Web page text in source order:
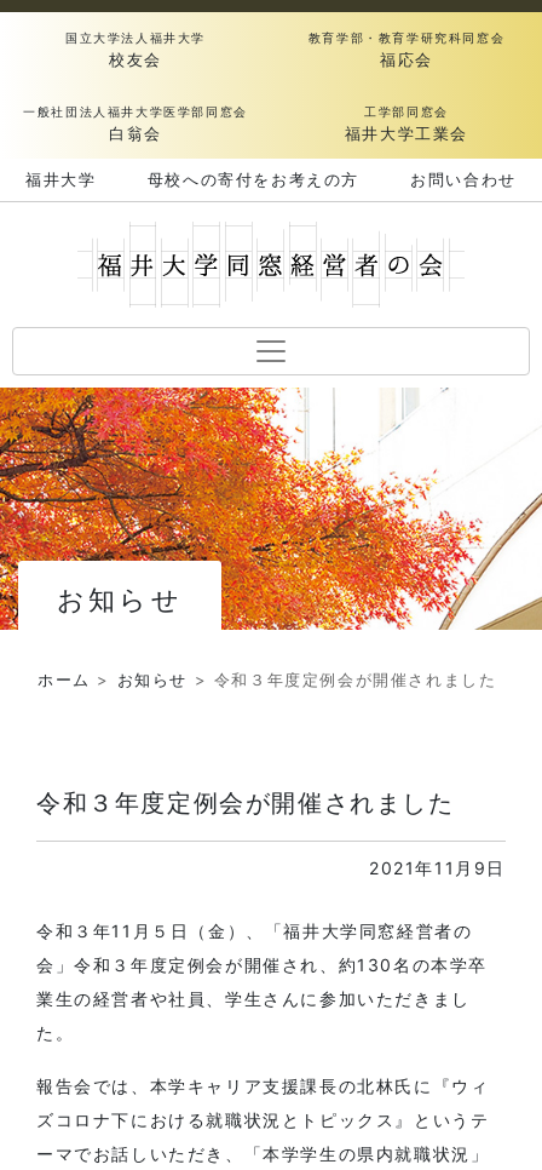
国立大学法人福井大学
校友会
教育学部・教育学研究科同窓会
福応会
一般社団法人福井大学医学部同窓会
白翁会
工学部同窓会
福井大学工業会
福井大学 母校への寄付をお考えの方 お問い合わせ
お知らせ
ホーム > お知らせ > 令和３年度定例会が開催されました
令和３年度定例会が開催されました
2021年11月9日
令和３年11月５日（金）、「福井大学同窓経営者の
会」令和３年度定例会が開催され、約130名の本学卒
業生の経営者や社員、学生さんに参加いただきまし
た。
報告会では、本学キャリア支援課長の北林氏に『ウィ
ズコロナ下における就職状況とトピックス』というテ
ーマでお話しいただき、「本学学生の県内就職状況」